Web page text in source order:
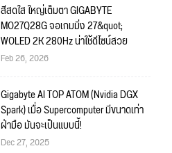
สีสดใส ใหญ่เต็มตา GIGABYTE
MO27Q28G จอเกมมิ่ง 27&quot;
WOLED 2K 280Hz น่าใช้ดีไซน์สวย
Feb 26, 2026
Gigabyte AI TOP ATOM (Nvidia DGX
Spark) เมื่อ Supercomputer มีขนาดเท่า
ฝ่ามือ มันจะเป็นแบบนี้!
Dec 27, 2025